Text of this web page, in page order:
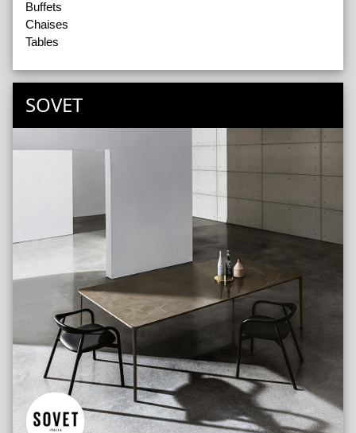
Buffets
Chaises
Tables
SOVET